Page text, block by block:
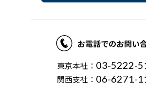
お電話でのお問い
東京本社： 03-5222-
関西支社： 06-6271-